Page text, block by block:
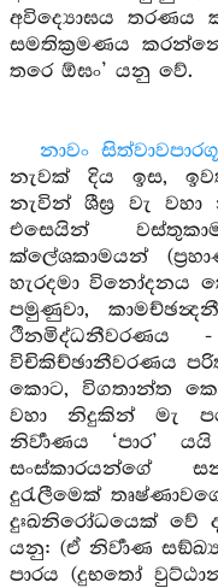
අවිද්‍යොඝය තරණය
සමතික්‍රමණය
තරෙ ඕඝං’ යනු වේ.
නාවං සිත්වාවපාරගූ
නැවක් දිය ඉස,
නැවින් ශීඝ්‍ර වැ
එසෙයින්
ක්ලේශකාමයන්
හැරදමා විනෝදනය
පමුණුවා,
ථීනමිද්ධනීවරණය
විචිකිච්ඡානීවරණය
කොට, විගතාන්ත
වහා නිදුකින් මැ
නිර්‍වාණය ‘පාර’
සංස්කාරයන්ගේ
දුරැලීමෙක්
දුඃඛනිරෝධයෙක් වේ
යනු: (ඒ නිර්‍වාණ
පාරය (දුභතෝ